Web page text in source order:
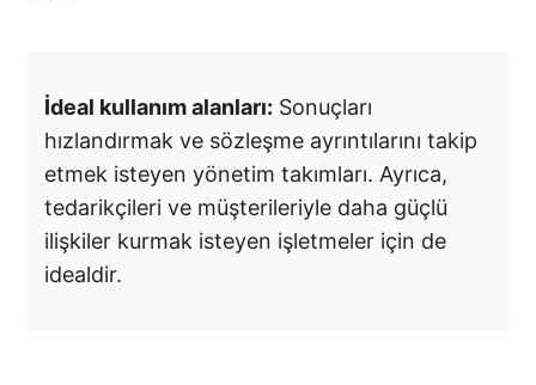
İdeal kullanım alanları: Sonuçları
hızlandırmak ve sözleşme ayrıntılarını takip
etmek isteyen yönetim takımları. Ayrıca,
tedarikçileri ve müşterileriyle daha güçlü
ilişkiler kurmak isteyen işletmeler için de
idealdir.